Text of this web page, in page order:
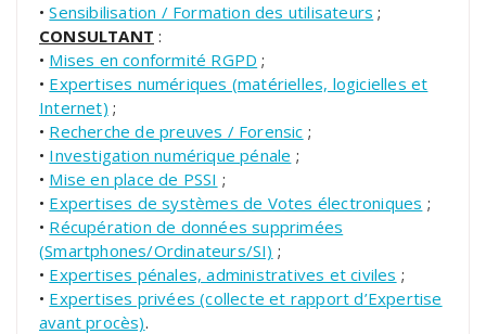
•Sensibilisation / Formation des utilisateurs ;
CONSULTANT :
• Mises en conformité RGPD ;
• Expertises numériques (matérielles, logicielles et
Internet) ;
• Recherche de preuves / Forensic ;
• Investigation numérique pénale ;
• Mise en place de PSSI ;
• Expertises de systèmes de Votes électroniques ;
• Récupération de données supprimées
(Smartphones/Ordinateurs/SI) ;
• Expertises pénales, administratives et civiles ;
• Expertises privées (collecte et rapport d’Expertise
avant procès).